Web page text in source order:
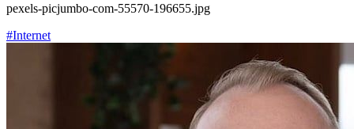
pexels-picjumbo-com-55570-196655.jpg
#Internet